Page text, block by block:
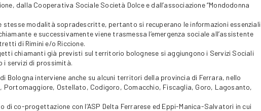
dalla Cooperativa Sociale Società Dolce e dall’associazione “Mondodonna
stesse modalità sopradescritte, pertanto si recuperano le informazioni essenziali
e successivamente viene trasmessa l’emergenza sociale all’assistente
di Rimini e/o Riccione.
chiamanti già previsti sul territorio bolognese si aggiungono i Servizi Sociali
servizi di prossimità.
di Bologna interviene anche su alcuni territori della provincia di Ferrara, nello
Portomaggiore, Ostellato, Codigoro, Comacchio, Fiscaglia, Goro, Lagosanto,
di co-progettazione con l’ASP Delta Ferrarese ed Eppi-Manica-Salvatori in cui